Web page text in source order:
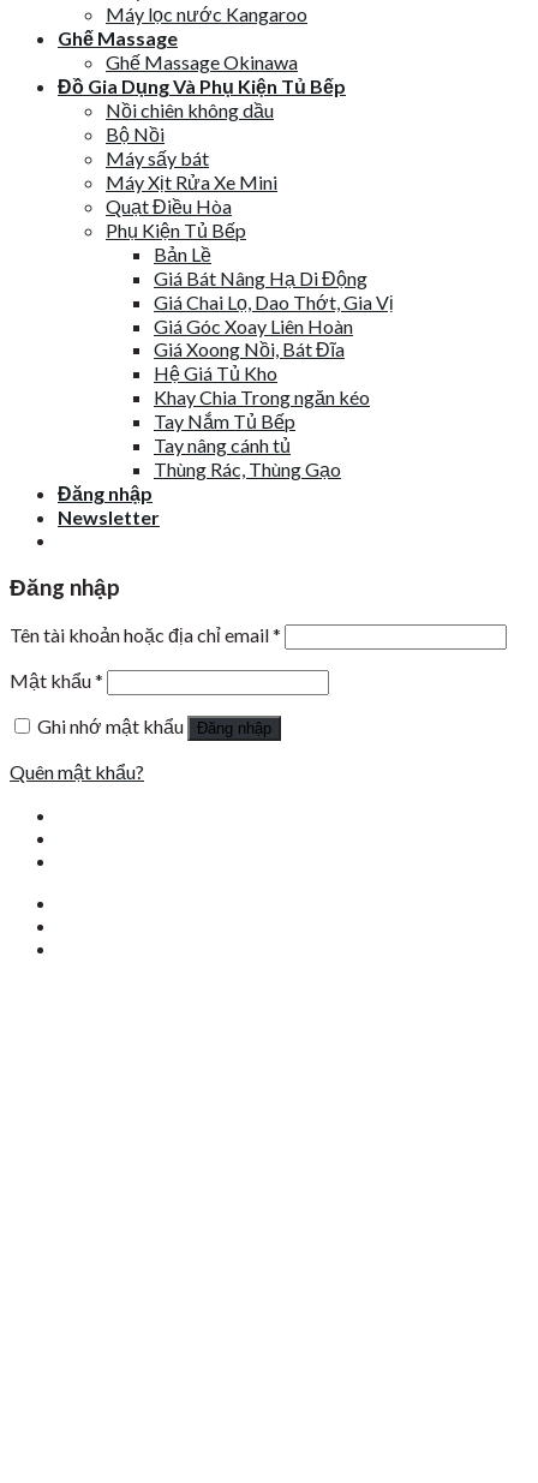
Máy lọc nước Kangaroo
Ghế Massage
Ghế Massage Okinawa
Đồ Gia Dụng Và Phụ Kiện Tủ Bếp
Nồi chiên không dầu
Bộ Nồi
Máy sấy bát
Máy Xịt Rửa Xe Mini
Quạt Điều Hòa
Phụ Kiện Tủ Bếp
Bản Lề
Giá Bát Nâng Hạ Di Động
Giá Chai Lọ, Dao Thớt, Gia Vị
Giá Góc Xoay Liên Hoàn
Giá Xoong Nồi, Bát Đĩa
Hệ Giá Tủ Kho
Khay Chia Trong ngăn kéo
Tay Nắm Tủ Bếp
Tay nâng cánh tủ
Thùng Rác, Thùng Gạo
Đăng nhập
Newsletter
Đăng nhập
Tên tài khoản hoặc địa chỉ email*
Mật khẩu*
Ghi nhớ mật khẩu
Đăng nhập
Quên mật khẩu?